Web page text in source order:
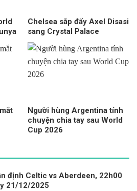
Chelsea sắp đẩy Axel Disasi
sang Crystal Palace
Người hùng Argentina tính
chuyện chia tay sau World
Cup 2026
định Celtic vs Aberdeen, 22h00
21/12/2025